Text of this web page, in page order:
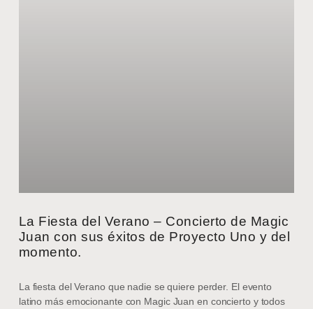
La Fiesta del Verano – Concierto de Magic
Juan con sus éxitos de Proyecto Uno y del
momento.
La fiesta del Verano que nadie se quiere perder. El evento
latino más emocionante con Magic Juan en concierto y todos